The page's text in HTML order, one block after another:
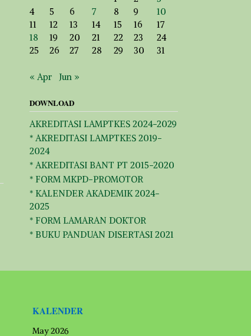
4
5 6 7 8 9
10
11
12 13 14 15 16
17
18
19 20 21 22 23
24
25
26 27 28 29 30 31
« Apr Jun »
DOWNLOAD
AKREDITASI LAMPTKES 2024-2029
* AKREDITASI LAMPTKES 2019-
2024
* AKREDITASI BANT PT 2015-2020
* FORM MKPD-PROMOTOR
* KALENDER AKADEMIK 2024-
2025
* FORM LAMARAN DOKTOR
* BUKU PANDUAN DISERTASI 2021
KALENDER
May 2026